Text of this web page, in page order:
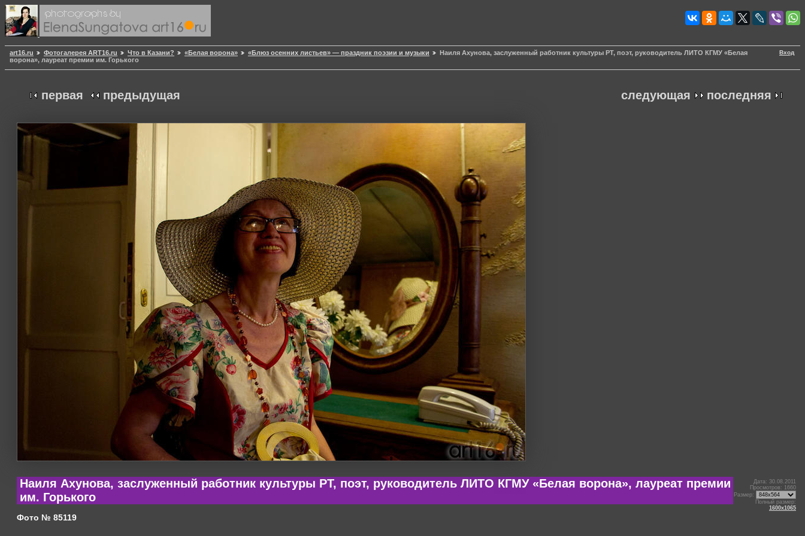
Вход
art16.ru Фотогалерея ART16.ru Что в Казани? «Белая ворона» «Блюз осенних листьев» — праздник поэзии и музыки
Наиля Ахунова, заслуженный работник культуры РТ, поэт, руководитель ЛИТО КГМУ «Белая
ворона», лауреат премии им. Горького
следующая последняя
первая предыдущая
Наиля Ахунова, заслуженный работник культуры РТ, поэт, руководитель ЛИТО КГМУ «Белая ворона», лауреат премии
им. Горького
Фото № 85119
Дата: 30.08.2011
Просмотров: 1660
Размер:
Полный размер:
1600x1065